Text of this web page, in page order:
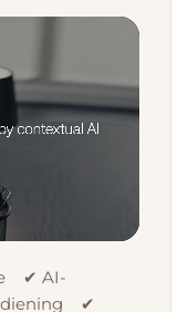
✔ AI-
✔